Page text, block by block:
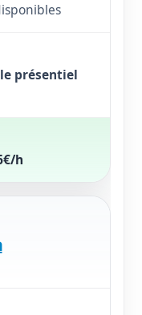
présentiel
h